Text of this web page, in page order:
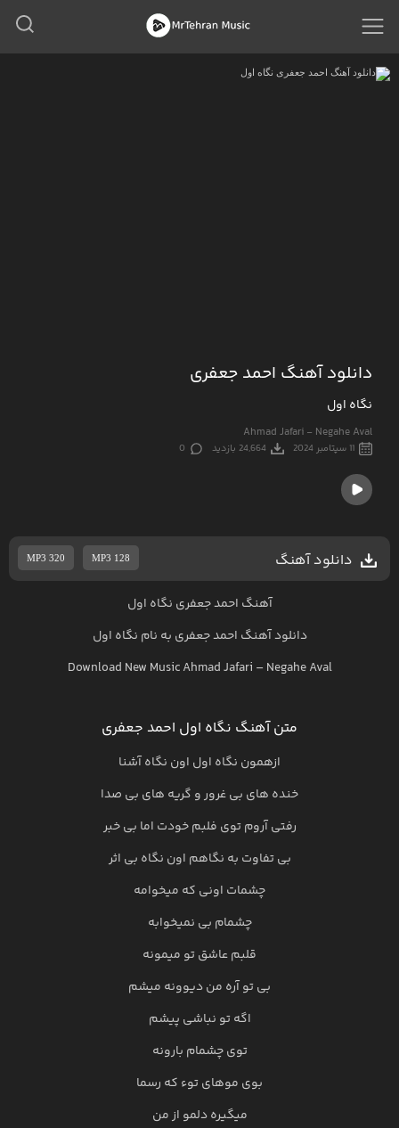
دانلود آهنگ احمد جعفری
نگاه اول
Ahmad Jafari - Negahe Aval
11 سپتامبر 2024 24,664 بازدید 0
دانلود آهنگ MP3 320 MP3 128
آهنگ احمد جعفری نگاه اول
دانلود آهنگ احمد جعفری به نام نگاه اول
Download New MusicAhmad Jafari – Negahe Aval
متن آهنگ نگاه اول احمد جعفری
ازهمون نگاه اول اون نگاه آشنا
خنده های بی غرور و گریه های بی صدا
رفتی آروم توی فلبم خودت اما بی خبر
بی تفاوت به نگاهم اون نگاه بی اثر
چشمات اونی که میخوامه
چشمام بی نمیخوابه
قلبم عاشق تو میمونه
بی تو آره من دیوونه میشم
اگه تو نباشی پیشم
توی چشمام بارونه
بوی موهای توء که رسما
میگیره دلمو از من